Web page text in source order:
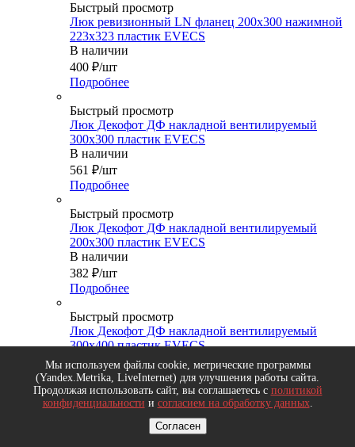
Быстрый просмотр
Люк ревизионный LN фланец 200х300 нажимной
223х323 пластик EVECS
В наличии
400 ₽/шт
Подробнее
Быстрый просмотр
Люк Декофот ДФ накладной вентилируемый
300х300 пластик EVECS
В наличии
561 ₽/шт
Подробнее
Быстрый просмотр
Люк Декофот ДФ накладной вентилируемый
200х300 пластик EVECS
В наличии
382 ₽/шт
Подробнее
Быстрый просмотр
Люк Декофот ДФ накладной вентилируемый
300х400 пластик EVECS
725₽/шт
Подробнее
Быстрый просмотр
Люк ревизионный ЛР фланец 146х196 ручка
Мы используем файлы cookie, метрические программы
(Yandex.Metrika, LiveInternet) для улучшения работы сайта.
Продолжая использовать сайт, вы соглашаетесь с политикой
конфиденциальности и согласием на обработку данных.
Согласен